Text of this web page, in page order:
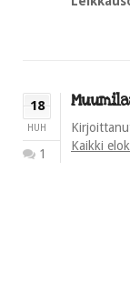
18
HUH
1
Kaikki